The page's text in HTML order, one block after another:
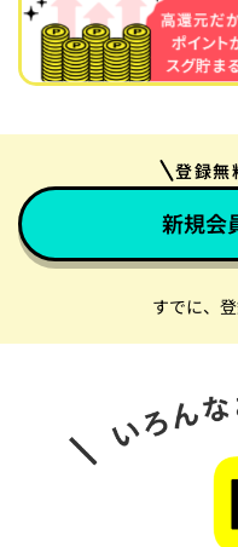
登録無
新規会
すでに、